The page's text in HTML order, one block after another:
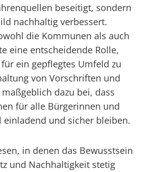
beseitigt, sondern
nachhaltig verbessert.
die Kommunen als auch
eine entscheidende Rolle,
ein gepflegtes Umfeld zu
von Vorschriften und
dazu bei, dass
für alle Bürgerinnen und
einladend und sicher bleiben.
in denen das Bewusstsein
und Nachhaltigkeit stetig